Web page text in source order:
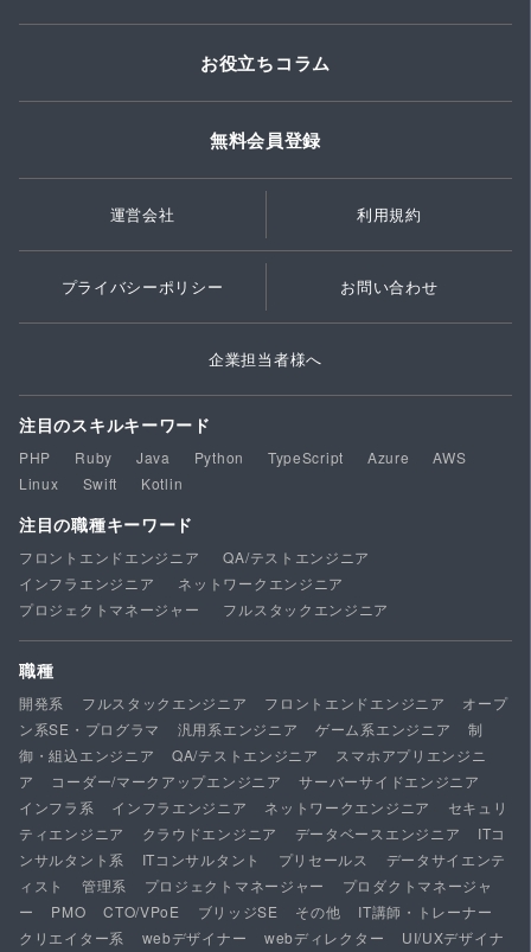
お役立ちコラム
無料会員登録
運営会社 利用規約
プライバシーポリシー お問い合わせ
企業担当者様へ
注目のスキルキーワード
PHP Ruby Java Python TypeScript Azure
AWS
Linux
Swift Kotlin
注目の職種キーワード
フロントエンドエンジニア
QA/テストエンジニア
インフラエンジニア
ネットワークエンジニア
プロジェクトマネージャー
フルスタックエンジニア
職種
開発系 フルスタックエンジニア フロントエンドエンジニア
オープ
ン系SE・プログラマ
汎用系エンジニア ゲーム系エンジニア
制
御・組込エンジニア
QA/テストエンジニア
スマホアプリエンジニ
ア
コーダー/マークアップエンジニア
サーバーサイドエンジニア
インフラ系
インフラエンジニア ネットワークエンジニア
セキュリ
ティエンジニア
クラウドエンジニア データベースエンジニア
ITコ
ンサルタント系
ITコンサルタント プリセールス
データサイエンテ
ィスト
管理系 プロジェクトマネージャー
プロダクトマネージャ
ー
PMO CTO/VPoE ブリッジSE その他
IT講師・トレーナー
クリエイター系
webデザイナー webディレクター
UI/UXデザイナ